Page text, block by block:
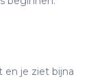
en je ziet bijna